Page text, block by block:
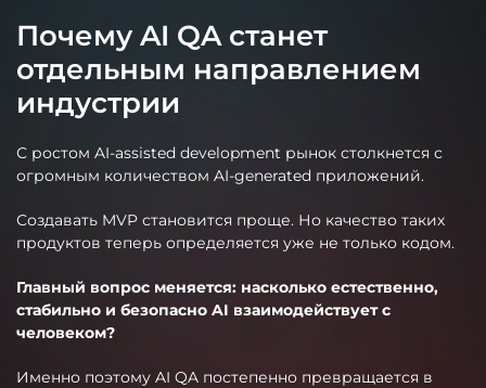
Почему AI QA станет
отдельным направлением
индустрии
С ростом AI-assisted development рынок столкнется с
огромным количеством AI-generated приложений.
Создавать MVP становится проще. Но качество таких
продуктов теперь определяется уже не только кодом.
Главный вопрос меняется: насколько естественно,
стабильно и безопасно AI взаимодействует с
человеком?
Именно поэтому AI QA постепенно превращается в